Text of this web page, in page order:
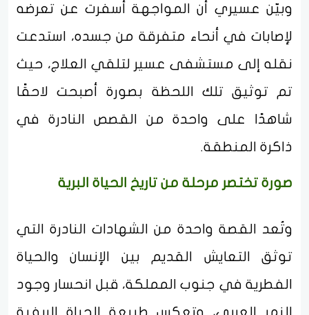
وبيّن عسيري أن المواجهة أسفرت عن تعرضه
لإصابات في أنحاء متفرقة من جسده، استدعت
نقله إلى مستشفى عسير لتلقي العلاج، حيث
تم توثيق تلك اللحظة بصورة أصبحت لاحقًا
شاهدًا على واحدة من القصص النادرة في
ذاكرة المنطقة.
صورة تختصر مرحلة من تاريخ الحياة البرية
وتُعد القصة واحدة من الشهادات النادرة التي
توثق التعايش القديم بين الإنسان والحياة
الفطرية في جنوب المملكة، قبل انحسار وجود
النمر العربي، وتعكس طبيعة الحياة الريفية